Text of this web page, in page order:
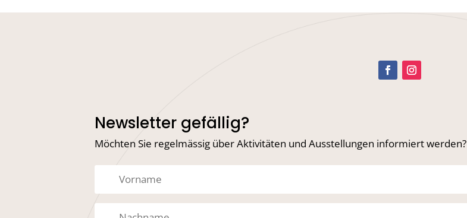
Newsletter gefällig?
Möchten Sie regelmässig über Aktivitäten und Ausstellungen informiert werden?